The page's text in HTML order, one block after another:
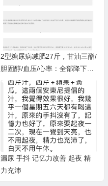
2型糖尿病减肥27斤，甘油三酯/
胆固醇/血压/心率：全部降下来
漏尿 手抖 记忆力改善 起夜 精
力充沛